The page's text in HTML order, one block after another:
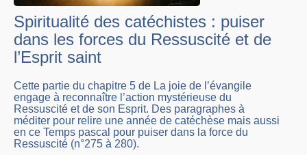
Spiritualité des catéchistes : puiser
dans les forces du Ressuscité et de
l’Esprit saint
Cette partie du chapitre 5 de La joie de l’évangile
engage à reconnaître l’action mystérieuse du
Ressuscité et de son Esprit. Des paragraphes à
méditer pour relire une année de catéchèse mais aussi
en ce Temps pascal pour puiser dans la force du
Ressuscité (n°275 à 280).